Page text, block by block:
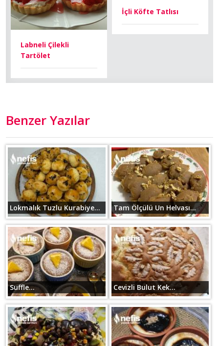
Labneli Çilekli
Tartölet
İçli Köfte Tatlısı
Benzer Yazılar
Lokmalık Tuzlu Kurabiye... Tam Ölçülü Un Helvası...
Suffle... Cevizli Bulut Kek...